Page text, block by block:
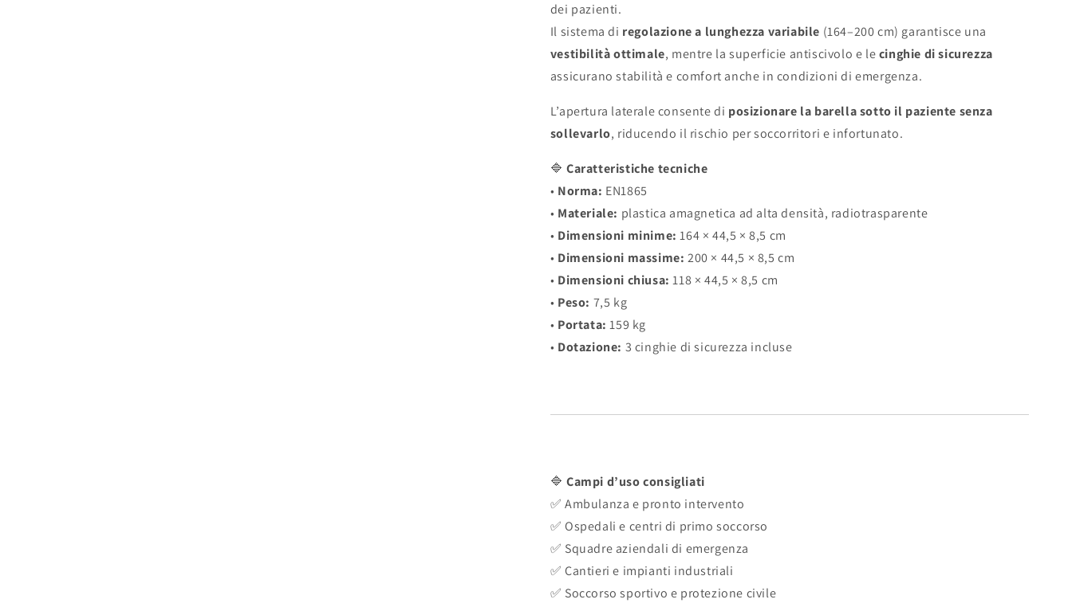
dei pazienti.
Il sistema di regolazione a lunghezza variabile (164–200 cm) garantisce una
vestibilità ottimale, mentre la superficie antiscivolo e lecinghie di sicurezza
assicurano stabilità e comfort anche in condizioni di emergenza.
L’apertura laterale consente di posizionare la barella sotto il paziente senza
sollevarlo, riducendo il rischio per soccorritori e infortunato.
🔷 Caratteristiche tecniche
• Norma: EN1865
• Materiale: plastica amagnetica ad alta densità, radiotrasparente
• Dimensioni minime: 164 × 44,5 × 8,5 cm
• Dimensioni massime: 200 × 44,5 × 8,5 cm
• Dimensioni chiusa: 118 × 44,5 × 8,5 cm
• Peso: 7,5 kg
• Portata: 159 kg
• Dotazione: 3 cinghie di sicurezza incluse
🔷 Campi d’uso consigliati
✅ Ambulanza e pronto intervento
✅ Ospedali e centri di primo soccorso
✅ Squadre aziendali di emergenza
✅ Cantieri e impianti industriali
✅ Soccorso sportivo e protezione civile